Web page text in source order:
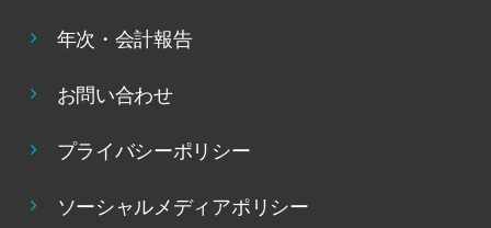
年次・会計報告
お問い合わせ
プライバシーポリシー
ソーシャルメディアポリシー